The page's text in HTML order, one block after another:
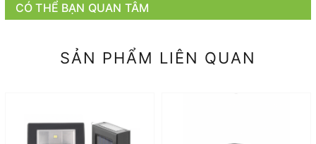
CÓ THỂ BẠN QUAN TÂM
SẢN PHẨM LIÊN QUAN